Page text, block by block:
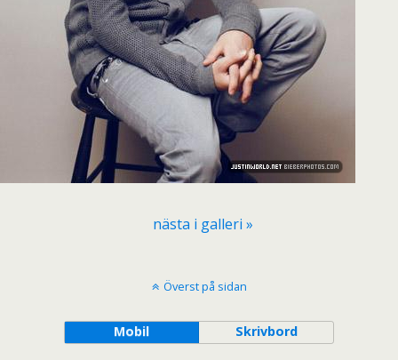
nästa i galleri »
Överst på sidan
Mobil Skrivbord